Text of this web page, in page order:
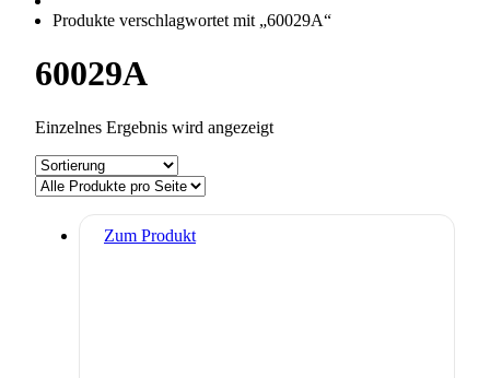
Produkte verschlagwortet mit „60029A“
60029A
Einzelnes Ergebnis wird angezeigt
Zum Produkt